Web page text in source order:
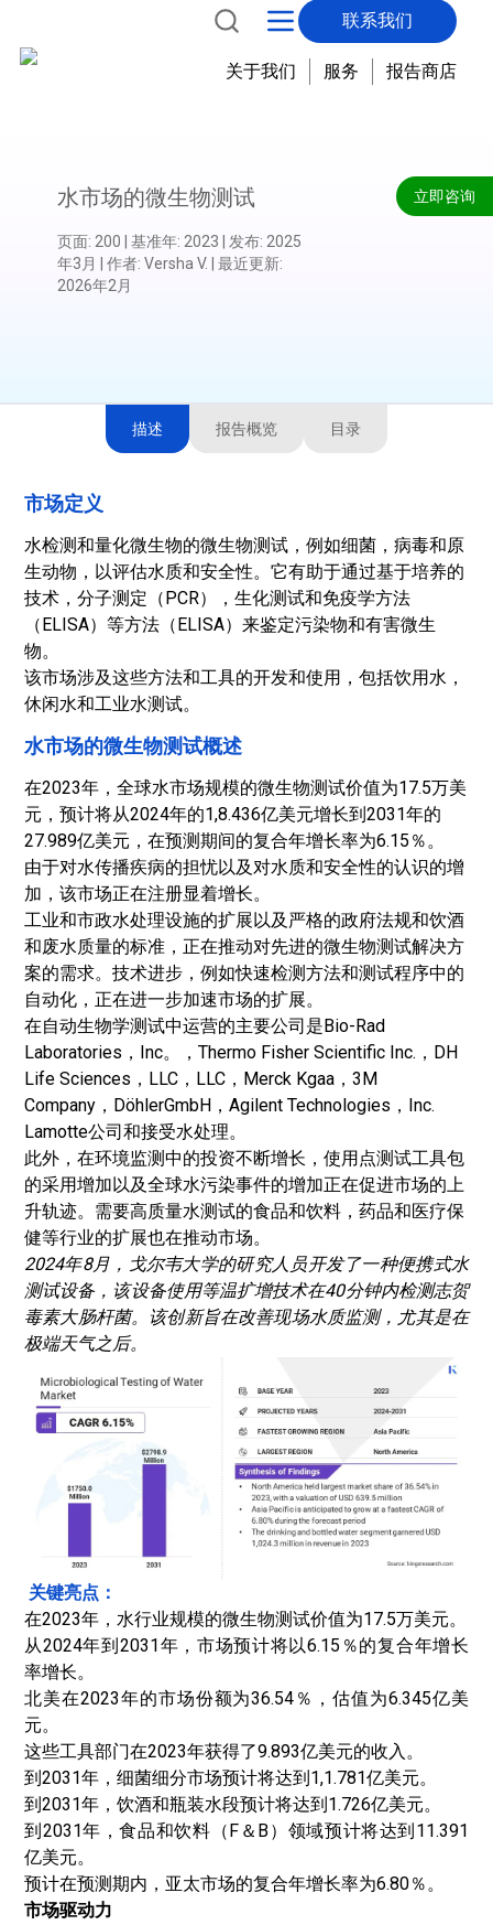
联系我们
关于我们 服务 报告商店
立即咨询
水市场的微生物测试
页面: 200 基准年: 2023 发布: 2025
年3月
作者: Versha V. 最近更新:
2026年2月
描述 报告概览 目录
市场定义
水检测和量化微生物的微生物测试，例如细菌，病毒和原
生动物，以评估水质和安全性。它有助于通过基于培养的
技术，分子测定（PCR），生化测试和免疫学方法
（ELISA）等方法（ELISA）来鉴定污染物和有害微生
物。
该市场涉及这些方法和工具的开发和使用，包括饮用水，
休闲水和工业水测试。
水市场的微生物测试概述
在2023年，全球水市场规模的微生物测试价值为17.5万美
元，预计将从2024年的1,8.436亿美元增长到2031年的
27.989亿美元，在预测期间的复合年增长率为6.15％。
由于对水传播疾病的担忧以及对水质和安全性的认识的增
加，该市场正在注册显着增长。
工业和市政水处理设施的扩展以及严格的政府法规和饮酒
和废水质量的标准，正在推动对先进的微生物测试解决方
案的需求。技术进步，例如快速检测方法和测试程序中的
自动化，正在进一步加速市场的扩展。
在自动生物学测试中运营的主要公司是Bio-Rad
Laboratories，Inc。，Thermo Fisher Scientific Inc.，DH
Life Sciences，LLC，LLC，Merck Kgaa，3M
Company，DöhlerGmbH，Agilent Technologies，Inc.
Lamotte公司和接受水处理。
此外，在环境监测中的投资不断增长，使用点测试工具包
的采用增加以及全球水污染事件的增加正在促进市场的上
升轨迹。需要高质量水测试的食品和饮料，药品和医疗保
健等行业的扩展也在推动市场。
2024年8月，戈尔韦大学的研究人员开发了一种便携式水
测试设备，该设备使用等温扩增技术在40分钟内检测志贺
毒素大肠杆菌。该创新旨在改善现场水质监测，尤其是在
极端天气之后。
关键亮点：
在2023年，水行业规模的微生物测试价值为17.5万美元。
从2024年到2031年，市场预计将以6.15％的复合年增长
率增长。
北美在2023年的市场份额为36.54％，估值为6.345亿美
元。
这些工具部门在2023年获得了9.893亿美元的收入。
到2031年，细菌细分市场预计将达到1,1.781亿美元。
到2031年，饮酒和瓶装水段预计将达到1.726亿美元。
到2031年，食品和饮料（F＆B）领域预计将达到11.391
亿美元。
预计在预测期内，亚太市场的复合年增长率为6.80％。
市场驱动力